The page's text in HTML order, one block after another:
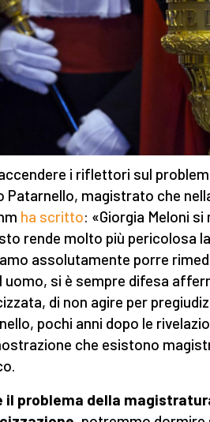
i riflettori sul
Patarnello, magistrato che
ha scritto: «Giorgia Meloni
rende molto più pericolosa
assolutamente porre
uomo, si è sempre difesa
di non agire per
pochi anni dopo le
che esistono
il problema della